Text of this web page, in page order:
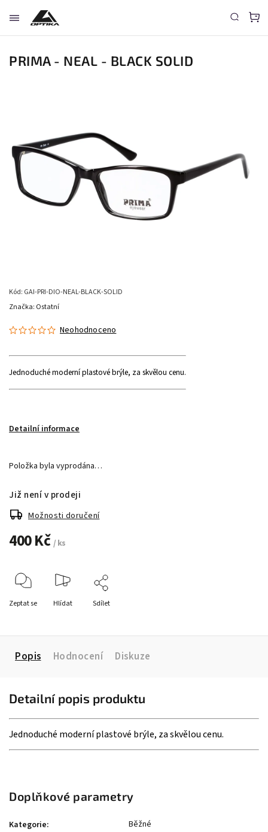
PRIMA - NEAL - BLACK SOLID
Kód: GAI-PRI-DIO-NEAL-BLACK-SOLID
Neohodnoceno
Jednoduché moderní plastové brýle, za skvělou cenu.
Detailní informace
Značka: Ostatní
Položka byla vyprodána…
400 Kč / ks
Již není v prodeji
Možnosti doručení
Zeptat se Hlídat Sdílet
Popis Hodnocení Diskuze
Detailní popis produktu
Jednoduché moderní plastové brýle, za skvělou cenu.
Doplňkové parametry
Kategorie:
Běžné